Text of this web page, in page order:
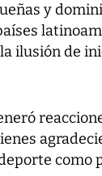
y
ilusión de
como